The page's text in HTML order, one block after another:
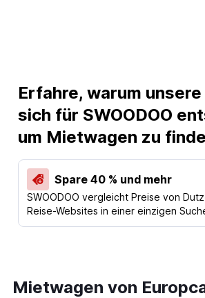
Erfahre, warum
sich für SWOODOO
um Mietwagen zu
Spare 40 % und mehr
SWOODOO vergleicht Preise von
Reise-Websites in einer einzigen
Mietwagen von